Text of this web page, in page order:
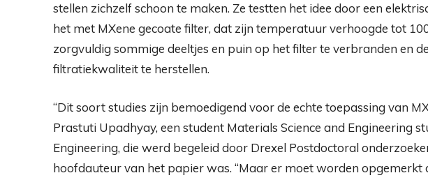
stellen zichzelf schoon te maken. Ze testten het idee door een
het met MXene gecoate filter, dat zijn temperatuur verhoogde tot
zorgvuldig sommige deeltjes en puin op het filter te verbranden en
filtratiekwaliteit te herstellen.
“Dit soort studies zijn bemoedigend voor de echte toepassing van
Prastuti Upadhyay, een student Materials Science and Engineering
Engineering, die werd begeleid door Drexel Postdoctoral
hoofdauteur van het papier was. “Maar er moet worden opgemerkt